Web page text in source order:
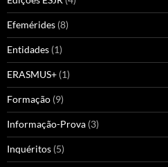
Efemérides (8)
Entidades (1)
ERASMUS+ (1)
Formação (9)
Informação-Prova (3)
Inquéritos (5)